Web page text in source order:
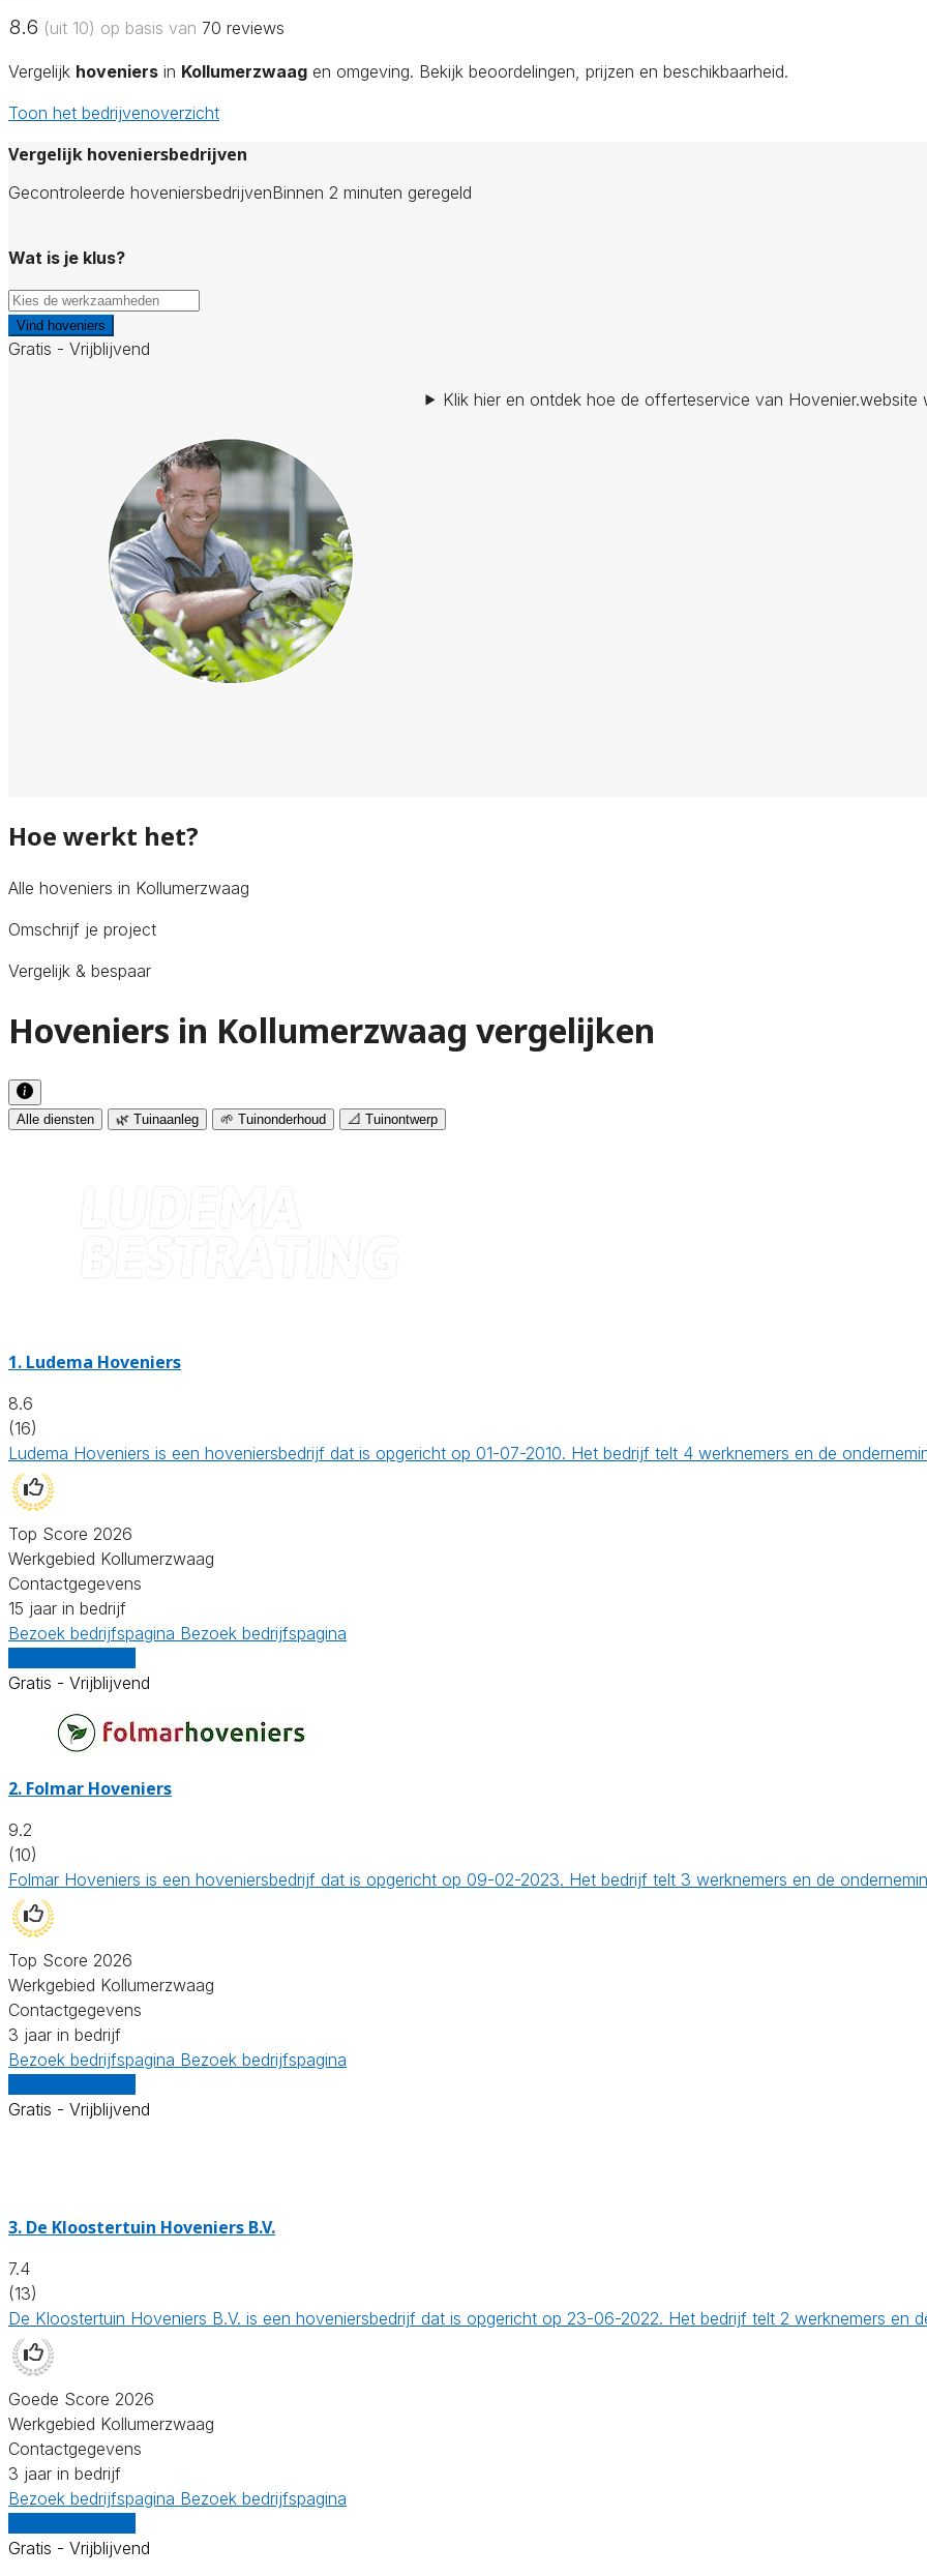
8.6 (uit 10) op basis van 70 reviews
Vergelijk hoveniers in Kollumerzwaag en omgeving. Bekijk beoordelingen, prijzen en beschikbaarheid.
Toon het bedrijvenoverzicht
Vergelijk hoveniersbedrijven
Gecontroleerde hoveniersbedrijvenBinnen 2 minuten geregeld
Wat is je klus?
Vind hoveniers
Gratis - Vrijblijvend
Klik hier en ontdek hoe de offerteservice van Hovenier.website
Hoe werkt het?
Alle hoveniers in Kollumerzwaag
Omschrijf je project
Vergelijk & bespaar
Hoveniers in Kollumerzwaag vergelijken
Alle diensten 🌿 Tuinaanleg 🌱 Tuinonderhoud 📐 Tuinontwerp
1. Ludema Hoveniers
8.6
(16)
Ludema Hoveniers is een hoveniersbedrijf dat is opgericht op 01-07-2010. Het bedrijf telt 4 werknemers en de
Top Score 2026
Werkgebied Kollumerzwaag
Contactgegevens
15 jaar in bedrijf
Bezoek bedrijfspagina Bezoek bedrijfspagina
Gratis - Vrijblijvend
2. Folmar Hoveniers
9.2
(10)
Folmar Hoveniers is een hoveniersbedrijf dat is opgericht op 09-02-2023. Het bedrijf telt 3 werknemers en de
Top Score 2026
Werkgebied Kollumerzwaag
Contactgegevens
3 jaar in bedrijf
Bezoek bedrijfspagina Bezoek bedrijfspagina
Gratis - Vrijblijvend
3. De Kloostertuin Hoveniers B.V.
7.4
(13)
De Kloostertuin Hoveniers B.V. is een hoveniersbedrijf dat is opgericht op 23-06-2022. Het bedrijf telt 2 werknemers en
Goede Score 2026
Werkgebied Kollumerzwaag
Contactgegevens
3 jaar in bedrijf
Bezoek bedrijfspagina Bezoek bedrijfspagina
Gratis - Vrijblijvend